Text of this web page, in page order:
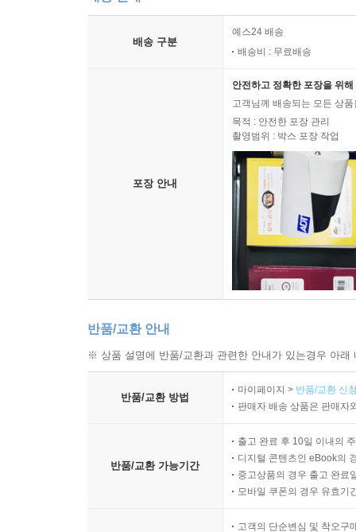
배송 구분
예스24 배송
배송비 : 무료배송
포장 안내
안전하고 정확한 포장을 위
고객님께 배송되는 모든 상
목적 : 안전한 포장 관리
촬영범위 : 박스 포장 작업
반품/교환 안내
※ 상품 설명에 반품/교환과 관련한 안내가 있는경우 아
반품/교환 방법
마이페이지 > 반품/교환 신
판매자 배송 상품은 판매자
반품/교환 가능기간
출고 완료 후 10일 이내의
디지털 콘텐츠인 eBook의
중고상품의 경우 출고 완료
모바일 쿠폰의 경우 유효기
고객의 단순변심 및 착오구